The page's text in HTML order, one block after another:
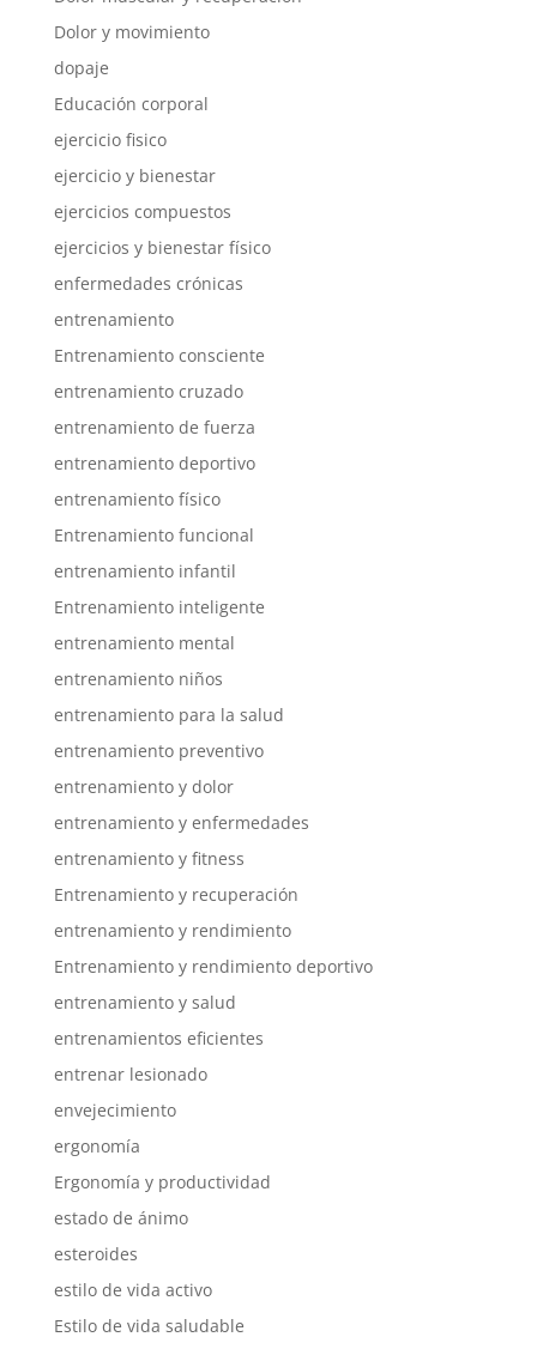
Dolor y movimiento
dopaje
Educación corporal
ejercicio fisico
ejercicio y bienestar
ejercicios compuestos
ejercicios y bienestar físico
enfermedades crónicas
entrenamiento
Entrenamiento consciente
entrenamiento cruzado
entrenamiento de fuerza
entrenamiento deportivo
entrenamiento físico
Entrenamiento funcional
entrenamiento infantil
Entrenamiento inteligente
entrenamiento mental
entrenamiento niños
entrenamiento para la salud
entrenamiento preventivo
entrenamiento y dolor
entrenamiento y enfermedades
entrenamiento y fitness
Entrenamiento y recuperación
entrenamiento y rendimiento
Entrenamiento y rendimiento deportivo
entrenamiento y salud
entrenamientos eficientes
entrenar lesionado
envejecimiento
ergonomía
Ergonomía y productividad
estado de ánimo
esteroides
estilo de vida activo
Estilo de vida saludable